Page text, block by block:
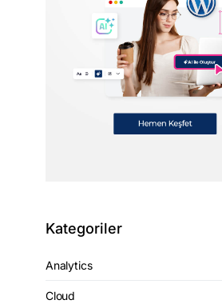
Kategoriler
Analytics
Cloud